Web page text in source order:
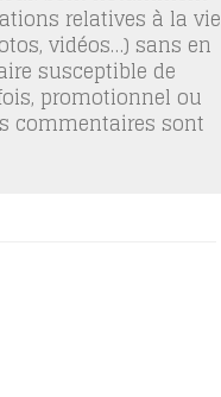
relatives à la vie
vidéos…) sans en
susceptible de
promotionnel ou
commentaires sont